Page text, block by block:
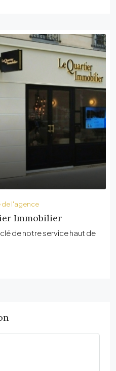
de l'agence
Immobilier
de notre service haut de